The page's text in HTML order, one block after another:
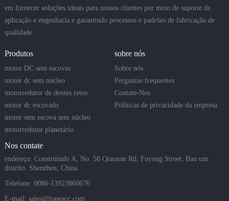
em fornecer soluções ideais para nossos clientes por meio de suporte de
aplicação e engenharia e garantindo processos e padrões de fabricação de
qualidade.
Produtos
motor DC sem escovas
motor dc sem núcleo
motorredutor de dentes retos
motor dc escovado
motor sem escova sem núcleo
motorredutor planetário
sobre nós
Sobre nós
Perguntas frequentes
Contate-Nos
Políticas de privacidade da empresa
Nos contate
endereço: Construindo A, No. 58 Qiaonan Rd, Fuyong Street, Bao um
distrito. Shenzhen, China
Telefone: 0086-13923860676
E-mail: sales@foneacc.com